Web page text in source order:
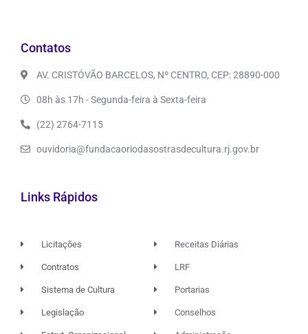
Contatos
AV. CRISTÓVÃO BARCELOS, Nº CENTRO, CEP: 28890-000
08h às 17h - Segunda-feira à Sexta-feira
(22) 2764-7115
ouvidoria@fundacaoriodasostrasdecultura.rj.gov.br
Links Rápidos
Licitações
Contratos
Sistema de Cultura
Legislação
Receitas Diárias
LRF
Portarias
Conselhos